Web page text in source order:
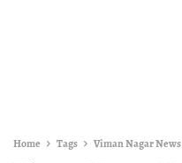
Home Tags Viman Nagar News